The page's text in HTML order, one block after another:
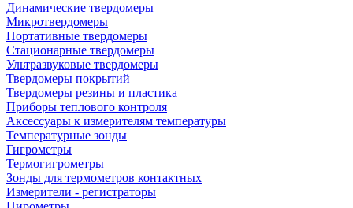
Динамические твердомеры
Микротвердомеры
Портативные твердомеры
Стационарные твердомеры
Ультразвуковые твердомеры
Твердомеры покрытий
Твердомеры резины и пластика
Приборы теплового контроля
Аксессуары к измерителям температуры
Температурные зонды
Гигрометры
Термогигрометры
Зонды для термометров контактных
Измерители - регистраторы